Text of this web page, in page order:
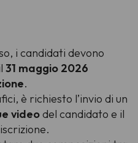
i candidati devono
31 maggio 2026
.
è richiesto l’invio di un
videodel candidato e il